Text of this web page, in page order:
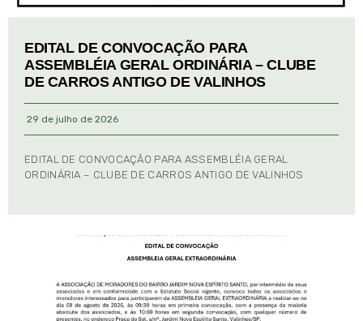
EDITAL DE CONVOCAÇÃO PARA
ASSEMBLÉIA GERAL ORDINÁRIA – CLUBE
DE CARROS ANTIGO DE VALINHOS
29 de julho de 2026
EDITAL DE CONVOCAÇÃO PARA ASSEMBLÉIA GERAL
ORDINÁRIA – CLUBE DE CARROS ANTIGO DE VALINHOS